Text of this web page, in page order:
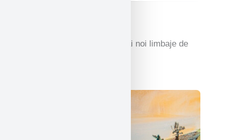
Experiență practică cu cele mai noi limbaje de